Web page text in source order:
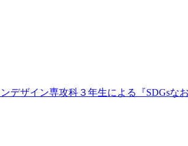
ザイン専攻科３年生による『SDGsな